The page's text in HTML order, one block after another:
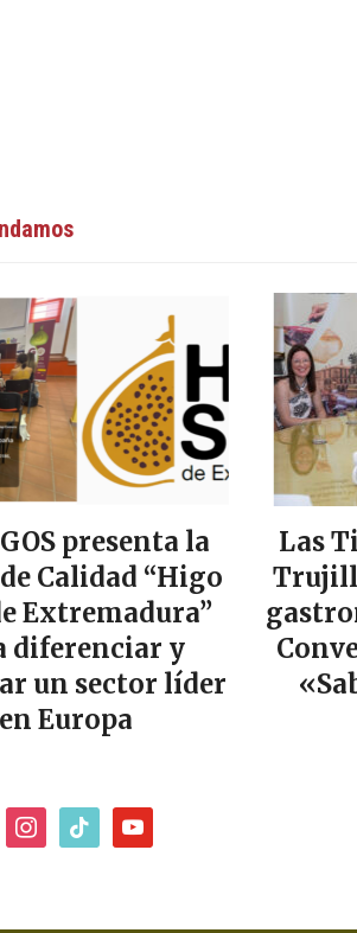
presenta la
Calidad “Higo
Extremadura”
diferenciar y
un sector líder
en Europa
Las
instagram
tiktok youtube